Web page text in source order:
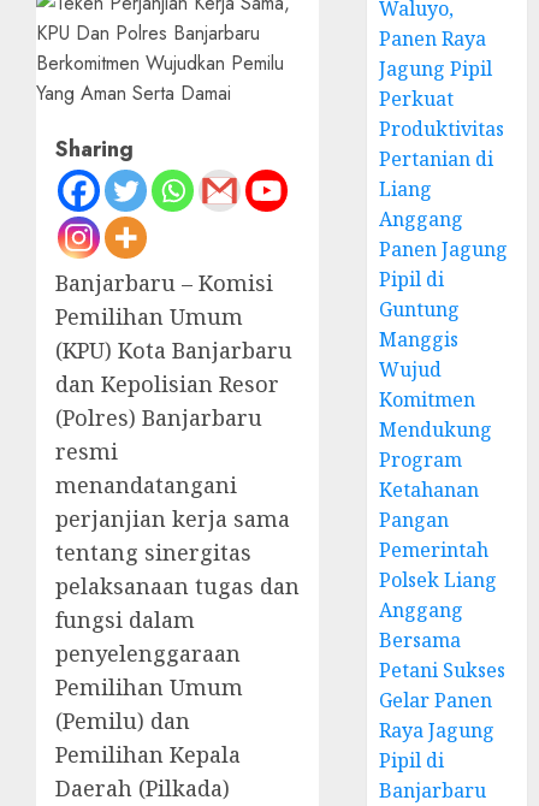
Sharing
Banjarbaru – Komisi
Pemilihan Umum
(KPU) Kota Banjarbaru
dan Kepolisian Resor
(Polres) Banjarbaru
resmi
menandatangani
perjanjian kerja sama
tentang sinergitas
pelaksanaan tugas dan
fungsi dalam
penyelenggaraan
Pemilihan Umum
(Pemilu) dan
Pemilihan Kepala
Daerah (Pilkada)
Waluyo,
Panen Raya
Jagung Pipil
Perkuat
Produktivitas
Pertanian di
Liang
Anggang
Panen Jagung
Pipil di
Guntung
Manggis
Wujud
Komitmen
Mendukung
Program
Ketahanan
Pangan
Pemerintah
Polsek Liang
Anggang
Bersama
Petani Sukses
Gelar Panen
Raya Jagung
Pipil di
Banjarbaru